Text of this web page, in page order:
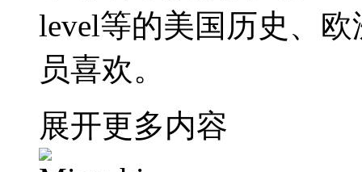
level等的美国历史、
员喜欢。
展开更多内容